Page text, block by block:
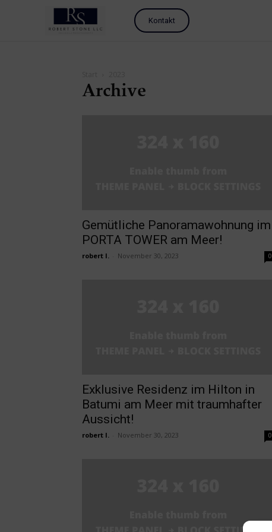
Kontakt
Archive
Gemütliche Panoramawohnung im
PORTA TOWER am Meer!
robert l. November 30, 2023 0
Exklusive Residenz im Hilton in
Batumi am Meer mit traumhafter
Aussicht!
robert l. November 30, 2023 0